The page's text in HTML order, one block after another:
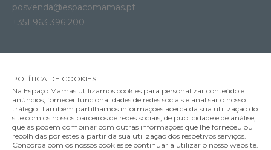
posvenda@espacomamas.pt
+351 963 396 200
Contactos
Termos e Condições
Política de Privacidade
Métodos de Pagamento
Envios e Entregas
POLÍTICA DE COOKIES
Na Espaço Mamãs utilizamos cookies para personalizar conteúdo e
anúncios, fornecer funcionalidades de redes sociais e analisar o nosso
tráfego. Também partilhamos informações acerca da sua utilização do
site com os nossos parceiros de redes sociais, de publicidade e de análise,
que as podem combinar com outras informações que lhe forneceu ou
recolhidas por estes a partir da sua utilização dos respetivos serviços.
Concorda com os nossos cookies se continuar a utilizar o nosso website.